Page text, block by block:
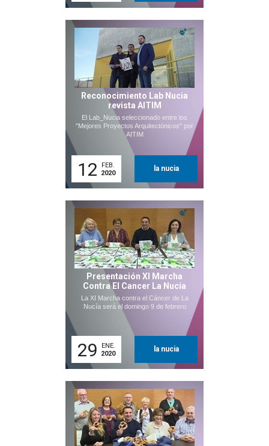
Reconocimiento Lab Nucia
revista AITIM
El Lab_Nucia seleccionado entre los
"Mejores Proyectos Arquitectónicos" por
AITIM
12
FEB.
2020
la nucia
Presentación XI Marcha
Contra El Cancer La Nucía
La XI Marcha contra el Cáncer de La
Nucía será el domingo 9 de febrero
29
ENE.
2020
la nucia